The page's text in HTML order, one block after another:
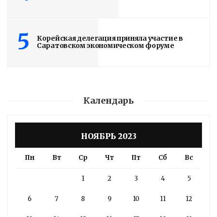
5
Корейская делегация приняла участие в
Саратовском экономическом форуме
Календарь
НОЯБРЬ 2023
Пн Вт Ср Чт Пт Сб Вс
1 2 3 4 5
6 7 8 9 10 11 12